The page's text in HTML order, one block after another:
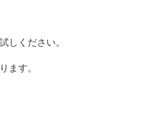
しください。
ます。